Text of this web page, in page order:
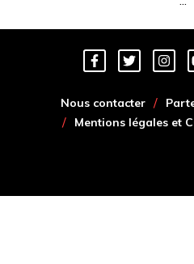
Nous contacter
Mentions légales et